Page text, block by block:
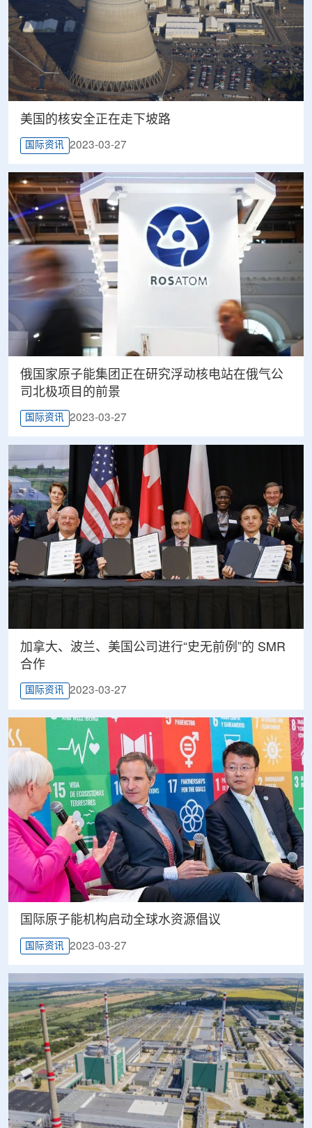
美国的核安全正在走下坡路
国际资讯 2023-03-27
俄国家原子能集团正在研究浮动核电站在俄气公
司北极项目的前景
国际资讯 2023-03-27
加拿大、波兰、美国公司进行“史无前例”的 SMR
合作
国际资讯 2023-03-27
国际原子能机构启动全球水资源倡议
国际资讯 2023-03-27